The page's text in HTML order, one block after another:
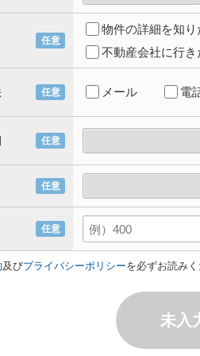
任意
物件の詳細を知り
不動産会社に行き
任意 メール 電
任意
任意
任意
及びプライバシーポリシーを必ずお読み
未入